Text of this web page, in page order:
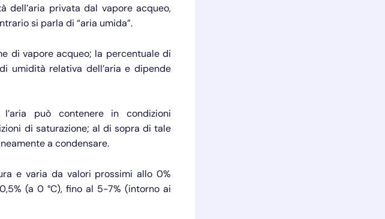
dell’aria privata dal vapore acqueo,
si parla di “aria umida”.
di vapore acqueo; la percentuale di
umidità relativa dell’aria e dipende
può contenere in condizioni
di saturazione; al di sopra di tale
a condensare.
e varia da valori prossimi allo 0%
(a 0 °C), fino al 5-7% (intorno ai